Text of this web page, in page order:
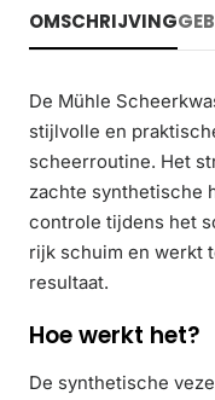
OMSCHRIJVING
De Mühle
stijlvolle en
scheerroutine. Het
zachte synthetische
controle tijdens het
rijk schuim en werkt
resultaat.
Hoe werkt het?
De synthetische